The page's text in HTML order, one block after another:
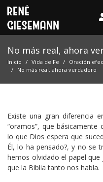
No más real, ahora
Inicio Vida de Fe Oración
No más real, ahora verdadero
Existe una gran diferencia
“oramos”, que
lo que Dios espera que
Él, lo ha pensado?, y no se
hemos olvidado el papel
que la Biblia tanto nos habla.